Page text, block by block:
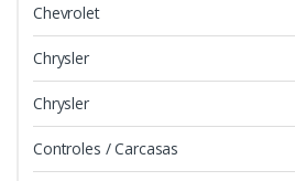
Chevrolet
Chrysler
Chrysler
Controles / Carcasas